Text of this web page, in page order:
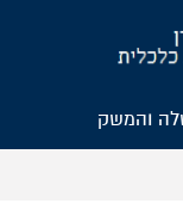
והמשק